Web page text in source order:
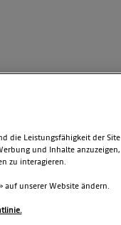
die Leistungsfähigkeit der Site
und Inhalte anzuzeigen,
zu interagieren.
auf unserer Website ändern.